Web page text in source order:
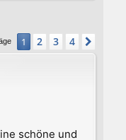
1 2 3 4
schöne und